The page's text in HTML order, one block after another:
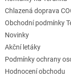
Chlazená doprava
Obchodní podmínky
Novinky
Akční letáky
Podmínky ochrany
Hodnocení obchodu